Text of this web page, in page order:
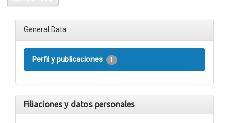
General Data
Perfil y publicaciones 1
Filiaciones y datos personales